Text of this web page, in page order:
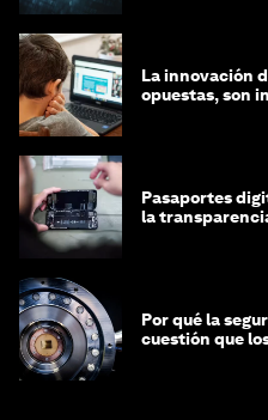
La innovación
opuestas, son
Pasaportes
la
Por qué la
cuestión que